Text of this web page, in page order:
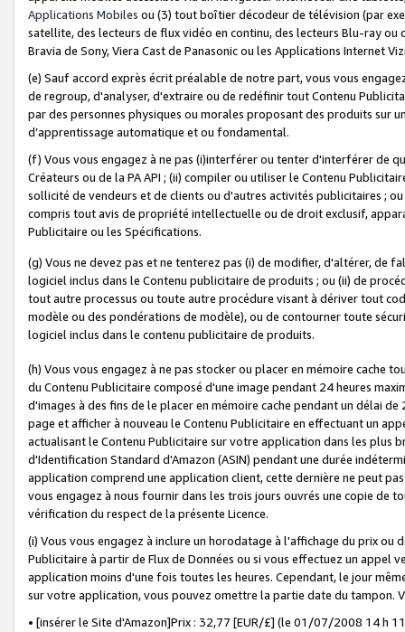
Applications Mobiles ou (3) tout boîtier décodeur de télévision (par
satellite, des lecteurs de flux vidéo en continu, des lecteurs Blu-ray
Bravia de Sony, Viera Cast de Panasonic ou les Applications Internet
(e) Sauf accord exprès écrit préalable de notre part, vous vous
de regroup, d'analyser, d'extraire ou de redéfinir tout Contenu
par des personnes physiques ou morales proposant des produits sur
d’apprentissage automatique et ou fondamental.
(f) Vous vous engagez à ne pas (i)interférer ou tenter d'interférer de
Créateurs ou de la PA API ; (ii) compiler ou utiliser le Contenu
sollicité de vendeurs et de clients ou d'autres activités publicitaires ;
compris tout avis de propriété intellectuelle ou de droit exclusif,
Publicitaire ou les Spécifications.
(g) Vous ne devez pas et ne tenterez pas (i) de modifier, d'altérer, de
logiciel inclus dans le Contenu publicitaire de produits ; ou (ii) de
tout autre processus ou toute autre procédure visant à dériver tout
modèle ou des pondérations de modèle), ou de contourner toute
logiciel inclus dans le contenu publicitaire de produits.
(h) Vous vous engagez à ne pas stocker ou placer en mémoire cache
du Contenu Publicitaire composé d'une image pendant 24 heures
d'images à des fins de le placer en mémoire cache pendant un délai
page et afficher à nouveau le Contenu Publicitaire en effectuant un
actualisant le Contenu Publicitaire sur votre application dans les plus
d'Identification Standard d'Amazon (ASIN) pendant une durée
application comprend une application client, cette dernière ne peut
vous engagez à nous fournir dans les trois jours ouvrés une copie de
vérification du respect de la présente Licence.
(i) Vous vous engagez à inclure un horodatage à l'affichage du prix
Publicitaire à partir de Flux de Données ou si vous effectuez un appel
application moins d'une fois toutes les heures. Cependant, le jour
sur votre application, vous pouvez omettre la partie date du tampon.
• [insérer le Site d'Amazon]Prix : 32,77 [EUR/£] (le 01/07/2008 14 h